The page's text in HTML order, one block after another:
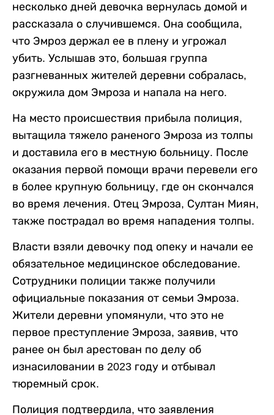
несколько дней девочка вернулась домой и
рассказала о случившемся. Она сообщила,
что Эмроз держал ее в плену и угрожал
убить. Услышав это, большая группа
разгневанных жителей деревни собралась,
окружила дом Эмроза и напала на него.
На место происшествия прибыла полиция,
вытащила тяжело раненого Эмроза из толпы
и доставила его в местную больницу. После
оказания первой помощи врачи перевели его
в более крупную больницу, где он скончался
во время лечения. Отец Эмроза, Султан Миян,
также пострадал во время нападения толпы.
Власти взяли девочку под опеку и начали ее
обязательное медицинское обследование.
Сотрудники полиции также получили
официальные показания от семьи Эмроза.
Жители деревни упомянули, что это не
первое преступление Эмроза, заявив, что
ранее он был арестован по делу об
изнасиловании в 2023 году и отбывал
тюремный срок.
Полиция подтвердила, что заявления